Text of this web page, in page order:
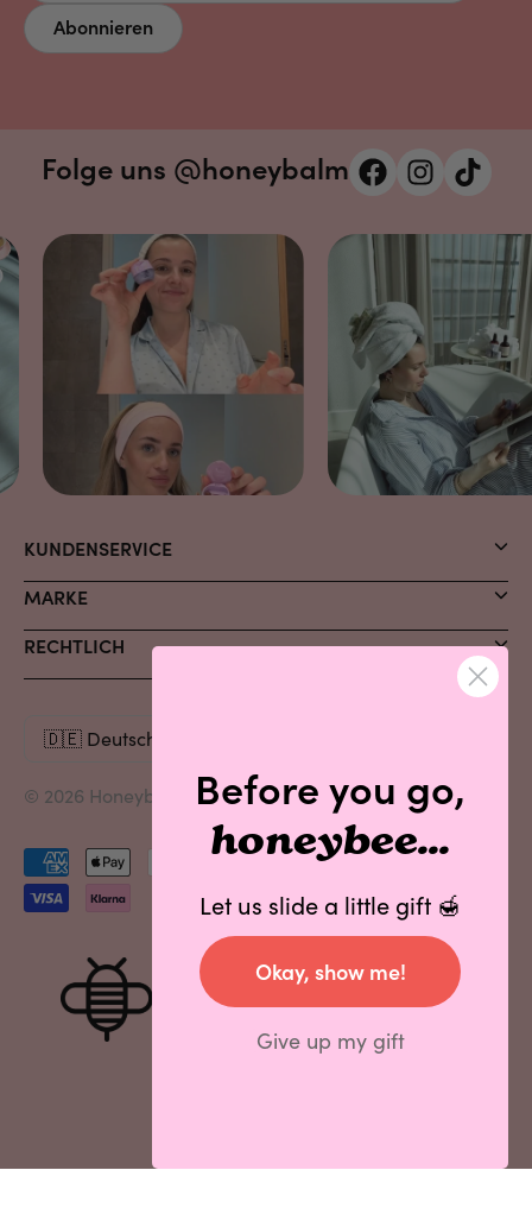
Abonnieren
Folge uns @honeybalm
KUNDENSERVICE
MARKE
RECHTLICH
© 2026 Honeybalm. Alle Rechte vorbehalten.
Akzeptierte
Zahlungen
Before you go,
honeybee...
Let us slide a little gift 🍯
Okay, show me!
Give up my gift